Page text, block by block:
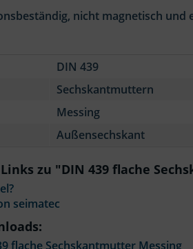
nicht magnetisch
DIN 439
Sechskantmuttern
Messing
Außensechskant
zu "DIN 439 flache
seimatec
flache Sechskantmutter Messing